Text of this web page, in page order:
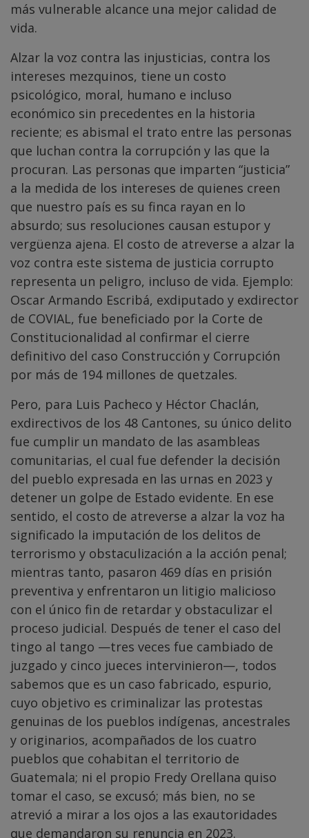
más vulnerable alcance una mejor calidad de
vida.
Alzar la voz contra las injusticias, contra los
intereses mezquinos, tiene un costo
psicológico, moral, humano e incluso
económico sin precedentes en la historia
reciente; es abismal el trato entre las personas
que luchan contra la corrupción y las que la
procuran. Las personas que imparten “justicia”
a la medida de los intereses de quienes creen
que nuestro país es su finca rayan en lo
absurdo; sus resoluciones causan estupor y
vergüenza ajena. El costo de atreverse a alzar la
voz contra este sistema de justicia corrupto
representa un peligro, incluso de vida. Ejemplo:
Oscar Armando Escribá, exdiputado y exdirector
de COVIAL, fue beneficiado por la Corte de
Constitucionalidad al confirmar el cierre
definitivo del caso Construcción y Corrupción
por más de 194 millones de quetzales.
Pero, para Luis Pacheco y Héctor Chaclán,
exdirectivos de los 48 Cantones, su único delito
fue cumplir un mandato de las asambleas
comunitarias, el cual fue defender la decisión
del pueblo expresada en las urnas en 2023 y
detener un golpe de Estado evidente. En ese
sentido, el costo de atreverse a alzar la voz ha
significado la imputación de los delitos de
terrorismo y obstaculización a la acción penal;
mientras tanto, pasaron 469 días en prisión
preventiva y enfrentaron un litigio malicioso
con el único fin de retardar y obstaculizar el
proceso judicial. Después de tener el caso del
tingo al tango —tres veces fue cambiado de
juzgado y cinco jueces intervinieron—, todos
sabemos que es un caso fabricado, espurio,
cuyo objetivo es criminalizar las protestas
genuinas de los pueblos indígenas, ancestrales
y originarios, acompañados de los cuatro
pueblos que cohabitan el territorio de
Guatemala; ni el propio Fredy Orellana quiso
tomar el caso, se excusó; más bien, no se
atrevió a mirar a los ojos a las exautoridades
que demandaron su renuncia en 2023.